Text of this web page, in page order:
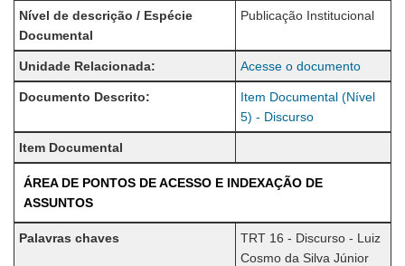
Nível de descrição / Espécie
Documental
Publicação Institucional
Unidade Relacionada: Acesse o documento
Documento Descrito:
Item Documental (Nível
5) - Discurso
Item Documental
ÁREA DE PONTOS DE ACESSO E INDEXAÇÃO DE
ASSUNTOS
Palavras chaves
TRT 16 - Discurso - Luiz
Cosmo da Silva Júnior